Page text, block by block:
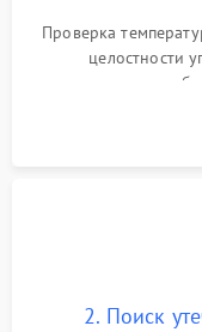
Проверка
целостности
сопротивления
считывание
2. Поиск